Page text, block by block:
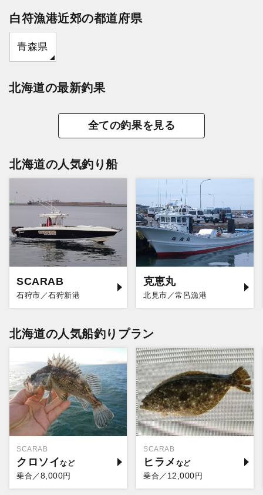
白符漁港近郊の都道府県
青森県
北海道の最新釣果
全ての釣果を見る
北海道の人気釣り船
SCARAB
石狩市／石狩新港
克恵丸
北見市／常呂漁港
北海道の人気船釣りプラン
SCARAB
クロソイ
乗合／ 8,000円
SCARAB
ヒラメ
乗合／ 12,000円